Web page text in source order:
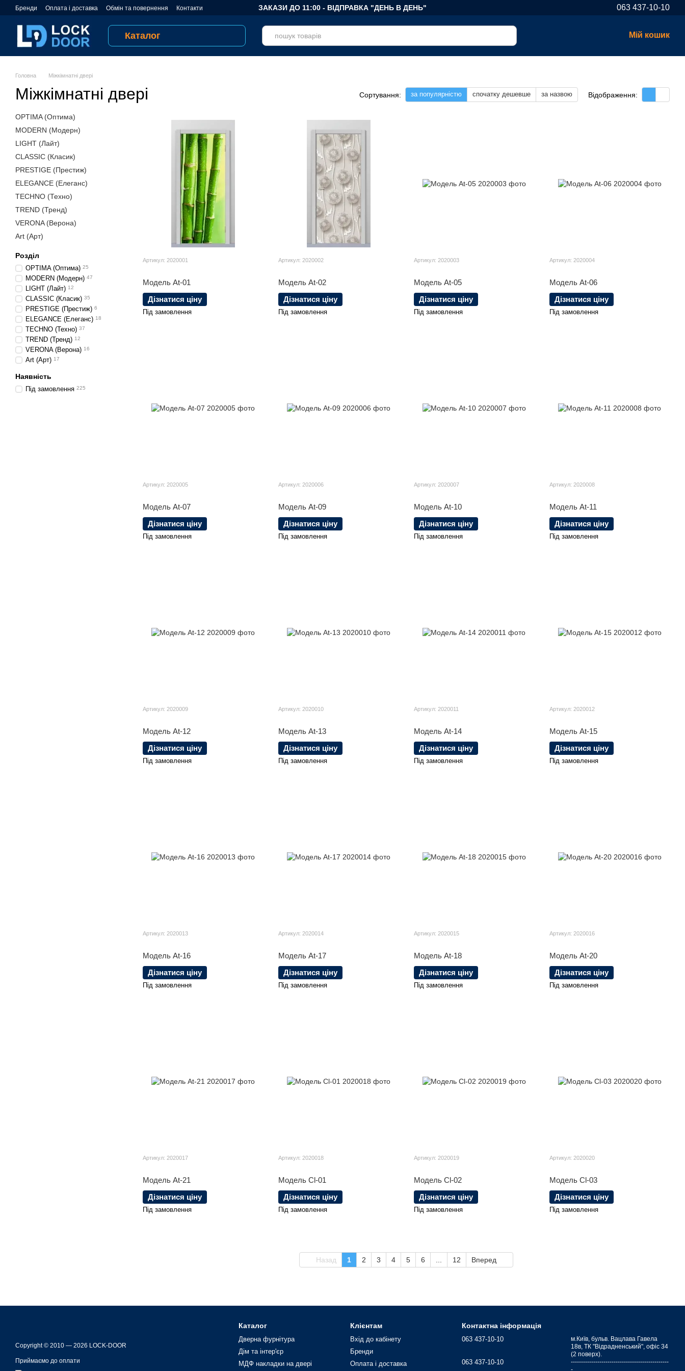
Перейти до основного контенту
Бренди Оплата і доставка Обмін та повернення
Контакти
ЗАКАЗИ ДО 11:00 - ВІДПРАВКА "ДЕНЬ В ДЕНЬ" 063 437-10-10
Каталог Мій кошик
Головна Міжкімнатні двері
Міжкімнатні двері Сортування: за популярністю спочатку дешевше за назвою Відображення:
Артикул: 2020001
Модель At-01
Дізнатися ціну
Під замовлення
Артикул: 2020002
Модель At-02
Дізнатися ціну
Під замовлення
Артикул: 2020003
Модель At-05
Дізнатися ціну
Під замовлення
Артикул: 2020004
Модель At-06
Дізнатися ціну
Під замовлення
Артикул: 2020005
Модель At-07
Дізнатися ціну
Під замовлення
Артикул: 2020006
Модель At-09
Дізнатися ціну
Під замовлення
Артикул: 2020007
Модель At-10
Дізнатися ціну
Під замовлення
Артикул: 2020008
Модель At-11
Дізнатися ціну
Під замовлення
Артикул: 2020009
Модель At-12
Дізнатися ціну
Під замовлення
Артикул: 2020010
Модель At-13
Дізнатися ціну
Під замовлення
Артикул: 2020011
Модель At-14
Дізнатися ціну
Під замовлення
Артикул: 2020012
Модель At-15
Дізнатися ціну
Під замовлення
Артикул: 2020013
Модель At-16
Дізнатися ціну
Під замовлення
Артикул: 2020014
Модель At-17
Дізнатися ціну
Під замовлення
Артикул: 2020015
Модель At-18
Дізнатися ціну
Під замовлення
Артикул: 2020016
Модель At-20
Дізнатися ціну
Під замовлення
Артикул: 2020017
Модель At-21
Дізнатися ціну
Під замовлення
Артикул: 2020018
Модель Cl-01
Дізнатися ціну
Під замовлення
Артикул: 2020019
Модель Cl-02
Дізнатися ціну
Під замовлення
Артикул: 2020020
Модель Cl-03
Дізнатися ціну
Під замовлення
Назад 1 2 3 4 5 6 12 Вперед
OPTIMA (Оптима)
MODERN (Модерн)
LIGHT (Лайт)
CLASSIC (Класик)
PRESTIGE (Престиж)
ELEGANCE (Елеганс)
TECHNO (Техно)
TREND (Тренд)
VERONA (Верона)
Art (Арт)
Розділ
OPTIMA (Оптима) 25
MODERN (Модерн) 47
LIGHT (Лайт) 12
CLASSIC (Класик) 35
PRESTIGE (Престиж) 6
ELEGANCE (Елеганс) 18
TECHNO (Техно) 37
TREND (Тренд) 12
VERONA (Верона) 16
Art (Арт) 17
Наявність
Під замовлення 225
Copyright © 2010 — 2026 LOCK-DOOR
Приймаємо до оплати
Каталог
Дверна фурнітура
Дім та інтер'єр
МДФ накладки на двері
Клієнтам
Вхід до кабінету
Бренди
Оплата і доставка
Контактна інформація
063 437-10-10
063 437-10-10
м.Київ, бульв. Вацлава Гавела
18в, ТК "Відрадненський", офіс 34
(2 поверх).
------------------------------------------------
-